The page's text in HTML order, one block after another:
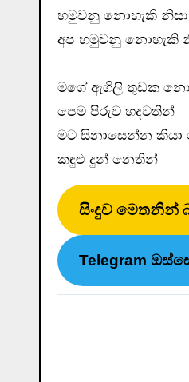
හමුවනු නොහැකි නිසා
අප හමුවනු නොහැකි
මගේ ඇගිලි තුඩක
පෙම පිරුව හදවතින්
මට සිනාසෙන්න කියා
කඳුළු දුන් නෙතින්
සිංදුව මෙතනින්
Telegram